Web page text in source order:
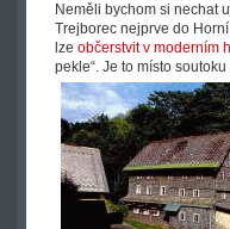
Neměli bychom si nechat
Trejborec nejprve do
lze občerstvit v moderním
pekle“. Je to místo